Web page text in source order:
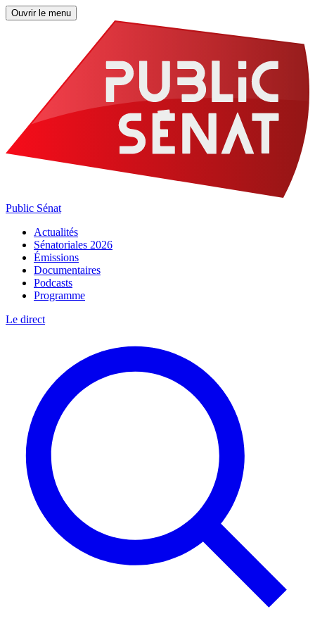
Ouvrir le menu
Public Sénat
Actualités
Sénatoriales 2026
Émissions
Documentaires
Podcasts
Programme
Le direct